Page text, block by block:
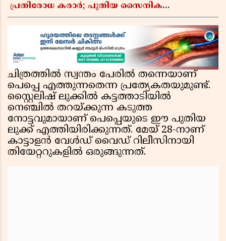
പ്രതിരോധ കരാർ; പുതിയ സൈനിക
ചിത്രത്തിൽ സ്വന്തം പേരിൽ തന്നെയാണ്
പെപ്പെ എത്തുന്നതെന്ന പ്രത്യേകതയുമുണ്ട്.
സ്റ്റൈലിഷ് ലുക്കിൽ കട്ടത്താടിയിൽ
നെഞ്ചിൽ തറയ്ക്കുന്ന കടുത്ത
നോട്ടവുമായാണ് പെപ്പെയുടെ ഈ പുതിയ
ലുക്ക് എത്തിയിരിക്കുന്നത്. മേയ് 28-നാണ്
കാട്ടാളൻ വേൾഡ് വൈഡ് റിലീസിനായി
തിയേറ്ററുകളിൽ ഒരുങ്ങുന്നത്.